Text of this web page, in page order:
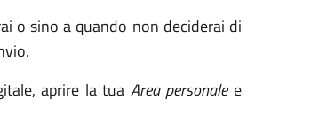
o sino a quando non deciderai di
aprire la tua Area personalee